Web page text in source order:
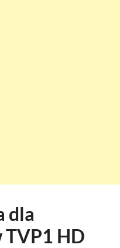
dla
TVP1 HD